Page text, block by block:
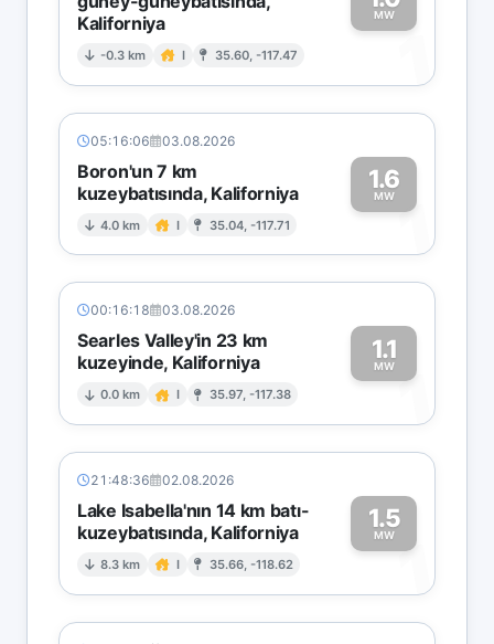
Kaliforniya
-0.3 km I 35.60, -117.47
MW
1
05:16:06 03.08.2026
Boron'un 7 km
kuzeybatısında, Kaliforniya
4.0 km I 35.04, -117.71
1.6
MW1
00:16:18 03.08.2026
Searles Valley'in 23 km
kuzeyinde, Kaliforniya
0.0 km I 35.97, -117.38
1.1
MW1
21:48:36 02.08.2026
Lake Isabella'nın 14 km batı-
kuzeybatısında, Kaliforniya
8.3 km I 35.66, -118.62
1.5
MW1